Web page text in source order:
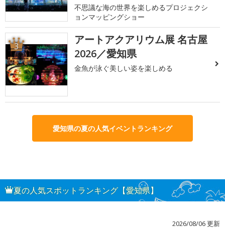
不思議な海の世界を楽しめるプロジェクシ
ョンマッピングショー
3
アートアクアリウム展 名古屋
2026／愛知県
金魚が泳ぐ美しい姿を楽しめる
愛知県の夏の人気イベントランキング
夏の人気スポットランキング【愛知県】
2026/08/06 更新